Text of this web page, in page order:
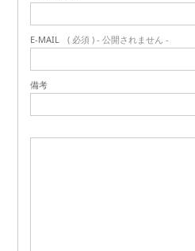
E-MAIL ( 必須 ) - 公開されません -
備考